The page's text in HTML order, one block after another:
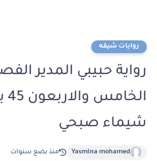
روايات شيقه
رواية حبيبي المدير
شيماء صبحي
Yasmina mohamed منذ بضع سنوات